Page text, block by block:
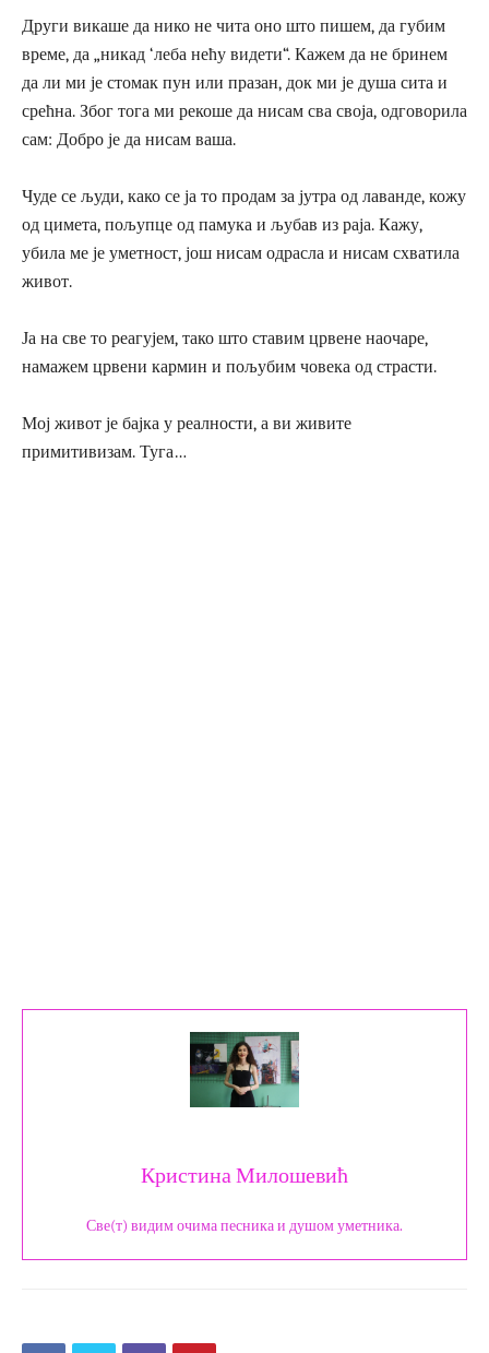
Други викаше да нико не чита оно што пишем, да губим
време, да „никад ‘леба нећу видети“. Кажем да не бринем
да ли ми је стомак пун или празан, док ми је душа сита и
срећна. Због тога ми рекоше да нисам сва своја, одговорила
сам: Добро је да нисам ваша.
Чуде се људи, како се ја то продам за јутра од лаванде, кожу
од цимета, пољупце од памука и љубав из раја. Кажу,
убила ме је уметност, још нисам одрасла и нисам схватила
живот.
Ја на све то реагујем, тако што ставим црвене наочаре,
намажем црвени кармин и пољубим човека од страсти.
Мој живот је бајка у реалности, а ви живите
примитивизам. Туга…
Кристина Милошевић
Све(т) видим очима песника и душом уметника.